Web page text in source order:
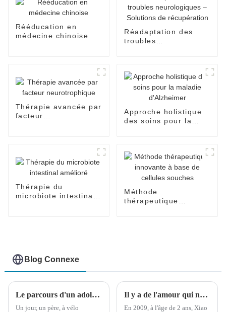
Rééducation en
médecine chinoise
Réadaptation des
troubles
Thérapie avancée par
facteur
Approche holistique
des soins pour la
Thérapie du
microbiote intestinal
Méthode
thérapeutique
Blog Connexe
Le parcours d'un adolescent atteint de paralysie cérébrale pour réaliser ses rêves a ému d'innombrables personnes aux larmes
Un jour, un père, à vélo
Il y a de l'amour qui nous accompagne sur le chemin de la croissance
En 2009, à l'âge de 2 ans, Xiao